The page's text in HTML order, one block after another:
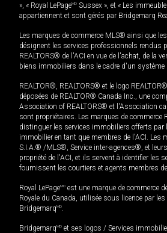
», « Royal LePageMD Sussex », et « Les
appartiennent et sont gérés par Bridgemarq
Les marques de commerce MLS® ainsi que
désignent les services professionnels rendus
REALTORS® de l'ACI en vue de l'achat, de la
biens immobiliers dans le cadre d'un système
REALTOR®, REALTORS® et le logo
déposées de REALTOR® Canada Inc., une
Association of REALTORS® et l'Association
sont propriétaires. Les marques de commerce
distinguer les services immobiliers offerts par
immobilier en tant que membres de l'ACI. Les
S.I.A.® /MLS®, Service inter-agences®, et
propriété de l'ACI, et ils servent à identifier les
fournissent les courtiers et agents membres de
Royal LePageMD est une marque de commerce
Royale du Canada, utilisée sous licence par
BridgemarqMD
BridgemarqMD et ses logos / Services